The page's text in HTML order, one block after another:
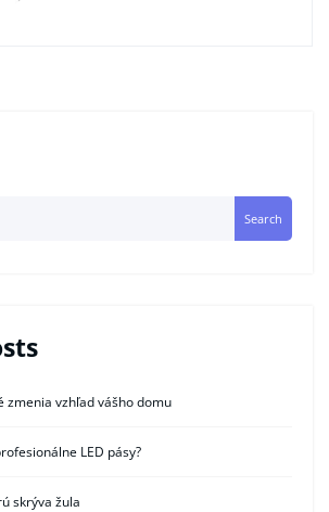
Search
zmenia vzhľad vášho domu
LED pásy?
skrýva žula